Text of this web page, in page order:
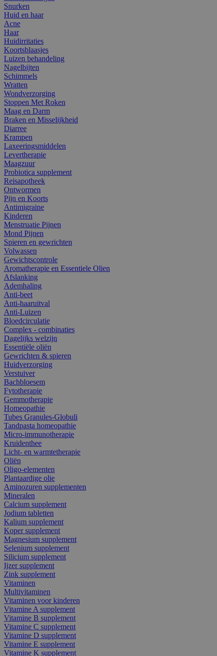
Snurken
Huid en haar
Acne
Haar
Huidirritaties
Koortsblaasjes
Luizen behandeling
Nagelbijten
Schimmels
Wratten
Wondverzorging
Stoppen Met Roken
Maag en Darm
Braken en Misselijkheid
Diarree
Krampen
Laxeeringsmiddelen
Levertherapie
Maagzuur
Probiotica supplement
Reisapotheek
Ontwormen
Pijn en Koorts
Antimigraine
Kinderen
Menstruatie Pijnen
Mond Pijnen
Spieren en gewrichten
Volwassen
Gewichtscontrole
Aromatherapie en Essentiele Olien
Afslanking
Ademhaling
Anti-beet
Anti-haaruitval
Anti-Luizen
Bloedcirculatie
Complex - combinaties
Dagelijks welzijn
Essentiële oliën
Gewrichten & spieren
Huidverzorging
Verstuiver
Bachbloesem
Fytotherapie
Gemmotherapie
Homeopathie
Tubes Granules-Globuli
Tandpasta homeopathie
Micro-immunotherapie
Kruidenthee
Licht- en warmtetherapie
Oliën
Oligo-elementen
Plantaardige olie
Aminozuren supplementen
Mineralen
Calcium supplement
Jodium tabletten
Kalium supplement
Koper supplement
Magnesium supplement
Selenium supplement
Silicium supplement
Ijzer supplement
Zink supplement
Vitaminen
Multivitaminen
Vitaminen voor kinderen
Vitamine A supplement
Vitamine B supplement
Vitamine C supplement
Vitamine D supplement
Vitamine E supplement
Vitamine K supplement